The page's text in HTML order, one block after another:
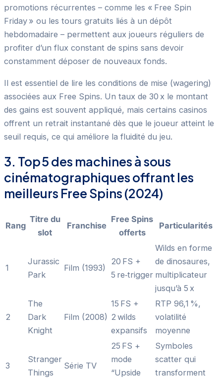
promotions récurrentes – comme les « Free Spin
Friday » ou les tours gratuits liés à un dépôt
hebdomadaire – permettent aux joueurs réguliers de
profiter d’un flux constant de spins sans devoir
constamment déposer de nouveaux fonds.
Il est essentiel de lire les conditions de mise (wagering)
associées aux Free Spins. Un taux de 30 x le montant
des gains est souvent appliqué, mais certains casinos
offrent un retrait instantané dès que le joueur atteint le
seuil requis, ce qui améliore la fluidité du jeu.
3. Top 5 des machines à sous
cinématographiques offrant les
meilleurs Free Spins (2024)
Rang
Titre du
slot
Franchise
Free Spins
offerts
Particularités
1
Jurassic
Park
Film (1993)
20 FS +
5 re‑trigger
Wilds en forme
de dinosaures,
multiplicateur
jusqu’à 5 x
2
The
Dark
Knight
Film (2008)
15 FS +
2 wilds
expansifs
RTP 96,1 %,
volatilité
moyenne
3
Stranger
Things
Série TV
25 FS +
mode
“Upside
Symboles
scatter qui
transforment